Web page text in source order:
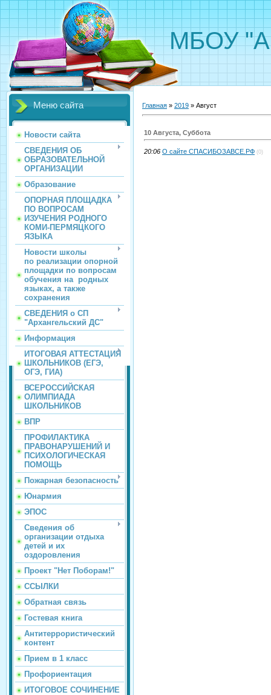
МБОУ
Меню сайта
Новости сайта
СВЕДЕНИЯ ОБ
ОБРАЗОВАТЕЛЬНОЙ
ОРГАНИЗАЦИИ
Образование
ОПОРНАЯ ПЛОЩАДКА
ПО ВОПРОСАМ
ИЗУЧЕНИЯ РОДНОГО
КОМИ-ПЕРМЯЦКОГО
ЯЗЫКА
Новости школы
по реализации опорной
площадки по вопросам
обучения на родных
языках, а также
сохранения
СВЕДЕНИЯ о СП
"Архангельский ДС"
Информация
ИТОГОВАЯ АТТЕСТАЦИЯ
ШКОЛЬНИКОВ (ЕГЭ,
ОГЭ, ГИА)
ВСЕРОССИЙСКАЯ
ОЛИМПИАДА
ШКОЛЬНИКОВ
ВПР
ПРОФИЛАКТИКА
ПРАВОНАРУШЕНИЙ И
ПСИХОЛОГИЧЕСКАЯ
ПОМОЩЬ
Пожарная безопасность
Юнармия
ЭПОС
Сведения об
организации отдыха
детей и их
оздоровления
Проект "Нет Поборам!"
ССЫЛКИ
Обратная связь
Гостевая книга
Антитеррористический
контент
Прием в 1 класс
Профориентация
ИТОГОВОЕ СОЧИНЕНИЕ
Главная » 2019 » Август
10 Августа, Суббота
20:06 О сайте СПАСИБОЗАВСЕ.РФ (0)